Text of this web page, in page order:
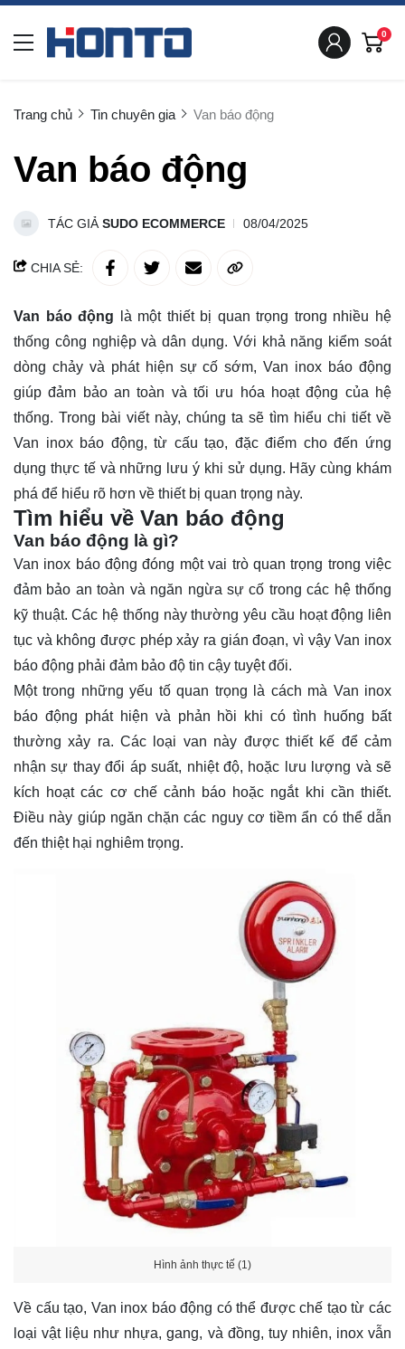
0
Trang chủ Tin chuyên gia Van báo động
Van báo động
TÁC GIẢ SUDO ECOMMERCE 08/04/2025
CHIA SẺ:
Van báo động
là một thiết bị quan trọng trong nhiều hệ
thống công nghiệp và dân dụng. Với khả năng kiểm soát
dòng chảy và phát hiện sự cố sớm, Van inox báo động
giúp đảm bảo an toàn và tối ưu hóa hoạt động của hệ
thống. Trong bài viết này, chúng ta sẽ tìm hiểu chi tiết về
Van inox báo động, từ cấu tạo, đặc điểm cho đến ứng
dụng thực tế và những lưu ý khi sử dụng. Hãy cùng khám
phá để hiểu rõ hơn về thiết bị quan trọng này.
Tìm hiểu về Van báo động
Van báo động là gì?
Van inox báo động đóng một vai trò quan trọng trong việc
đảm bảo an toàn và ngăn ngừa sự cố trong các hệ thống
kỹ thuật. Các hệ thống này thường yêu cầu hoạt động liên
tục và không được phép xảy ra gián đoạn, vì vậy Van inox
báo động phải đảm bảo độ tin cậy tuyệt đối.
Một trong những yếu tố quan trọng là cách mà Van inox
báo động phát hiện và phản hồi khi có tình huống bất
thường xảy ra. Các loại van này được thiết kế để cảm
nhận sự thay đổi áp suất, nhiệt độ, hoặc lưu lượng và sẽ
kích hoạt các cơ chế cảnh báo hoặc ngắt khi cần thiết.
Điều này giúp ngăn chặn các nguy cơ tiềm ẩn có thể dẫn
đến thiệt hại nghiêm trọng.
Hình ảnh thực tế (1)
Về cấu tạo, Van inox báo động có thể được chế tạo từ các
loại vật liệu như nhựa, gang, và đồng, tuy nhiên, inox vẫn